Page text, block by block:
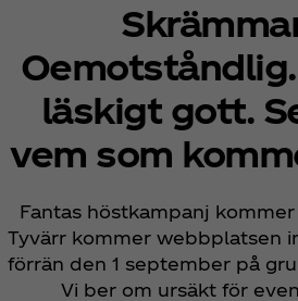
läskigt gott.
vem som
Fantas höstkampanj
Tyvärr kommer webbplatsen
förrän den 1 september på
Vi ber om ursäkt för